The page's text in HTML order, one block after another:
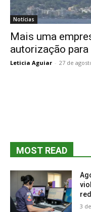
Notícias
Mais uma
autorização
Leticia Aguiar - 27 de
MOST READ
3